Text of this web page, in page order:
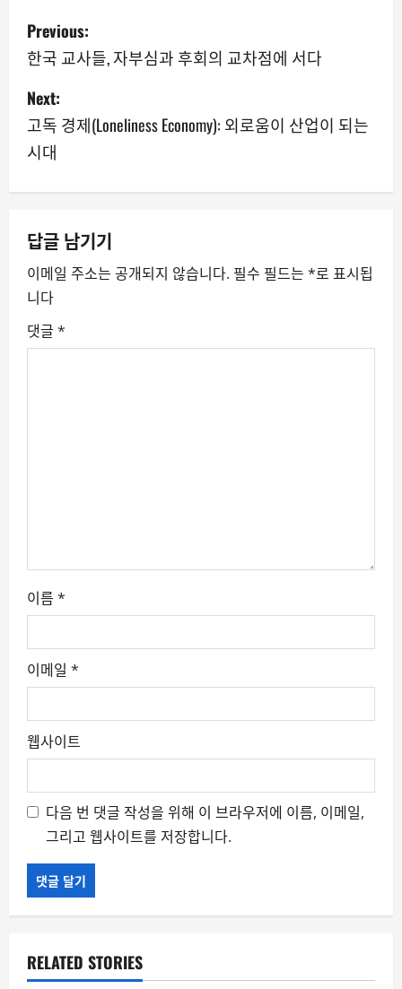
P
o
s
t
n
v
i
g
a
Previous:
한국 교사들, 자부심과 후회의 교차점에 서다
Next:
고독 경제(Loneliness Economy): 외로움이 산업이 되는
시대
답글 남기기
이메일 주소는 공개되지 않습니다. 필수 필드는 *로 표시됩
니다
댓글 *
이름 *
이메일 *
웹사이트
다음 번 댓글 작성을 위해 이 브라우저에 이름, 이메일,
그리고 웹사이트를 저장합니다.
RELATED STORIES